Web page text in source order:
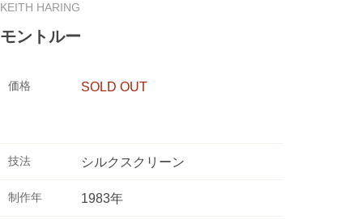
KEITH HARING
モントルー
価格 SOLD OUT
技法 シルクスクリーン
制作年 1983年